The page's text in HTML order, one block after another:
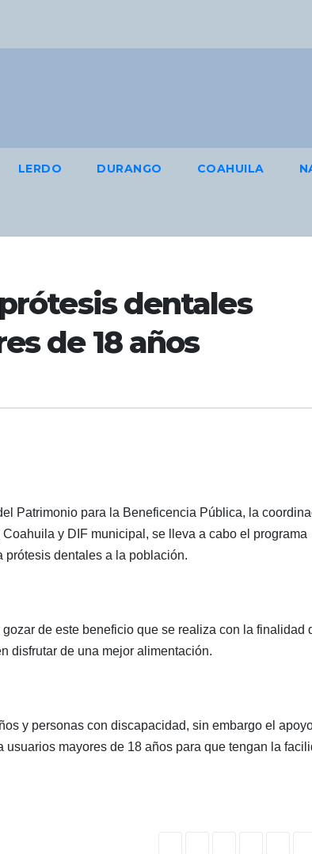
LERDO DURANGO COAHUILA
dentales
de 18 años
Patrimonio para la Beneficencia Pública, la
y DIF municipal, se lleva a cabo el programa
prótesis dentales a la población.
de este beneficio que se realiza con la finalidad
disfrutar de una mejor alimentación.
y personas con discapacidad, sin embargo el
mayores de 18 años para que tengan la